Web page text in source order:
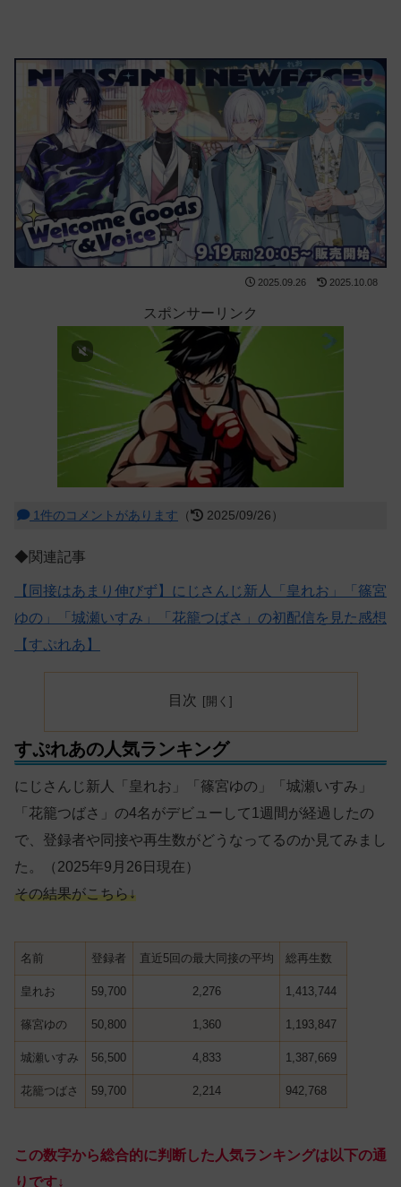
2025.09.26 2025.10.08
スポンサーリンク
1件のコメントがあります （ 2025/09/26）
◆関連記事
【同接はあまり伸びず】にじさんじ新人「皇れお」「篠宮
ゆの」「城瀬いすみ」「花籠つばさ」の初配信を見た感想
【すぷれあ】
目次
すぷれあの人気ランキング
にじさんじ新人「皇れお」「篠宮ゆの」「城瀬いすみ」
「花籠つばさ」の4名がデビューして1週間が経過したの
で、登録者や同接や再生数がどうなってるのか見てみまし
た。（2025年9月26日現在）
その結果がこちら↓
名前 登録者 直近5回の最大同接の平均 総再生数
皇れお 59,700 2,276 1,413,744
篠宮ゆの 50,800 1,360 1,193,847
城瀬いすみ 56,500 4,833 1,387,669
花籠つばさ 59,700 2,214 942,768
この数字から総合的に判断した人気ランキングは以下の通
りです↓